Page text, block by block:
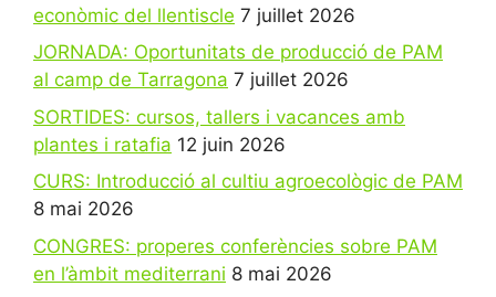
econòmic del llentiscle 7 juillet 2026
JORNADA: Oportunitats de producció de PAM
al camp de Tarragona 7 juillet 2026
SORTIDES: cursos, tallers i vacances amb
plantes i ratafia 12 juin 2026
CURS: Introducció al cultiu agroecològic de PAM
8 mai 2026
CONGRES: properes conferències sobre PAM
en l’àmbit mediterrani 8 mai 2026